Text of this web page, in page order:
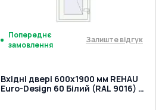
Попереднє
замовлення
Залиште відгук
Вхідні двері 600x1900 мм REHAU
Euro-Design 60 Білий (RAL 9016) з